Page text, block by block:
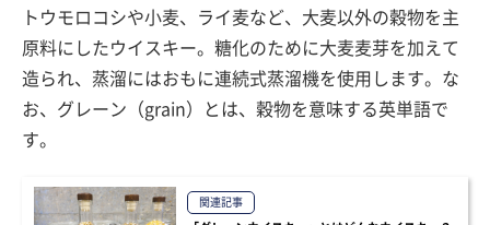
トウモロコシや小麦、ライ麦など、大麦以外の穀物を主
原料にしたウイスキー。糖化のために大麦麦芽を加えて
造られ、蒸溜にはおもに連続式蒸溜機を使用します。な
お、グレーン（grain）とは、穀物を意味する英単語で
す。
関連記事